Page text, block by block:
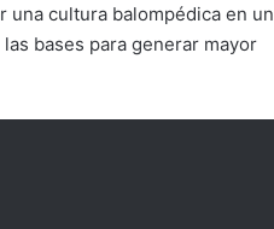
una cultura balompédica en un
bases para generar mayor